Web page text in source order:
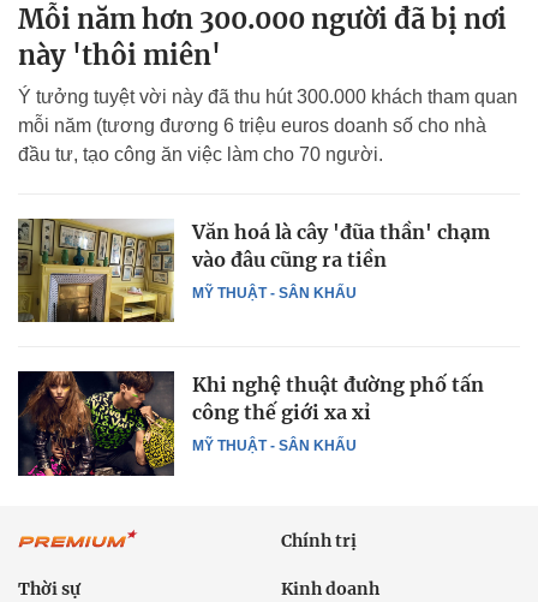
Mỗi năm hơn 300.000 người đã bị nơi
này 'thôi miên'
Ý tưởng tuyệt vời này đã thu hút 300.000 khách tham quan
mỗi năm (tương đương 6 triệu euros doanh số cho nhà
đầu tư, tạo công ăn việc làm cho 70 người.
MỸ THUẬT - SÂN KHẤU
Văn hoá là cây 'đũa thần' chạm
vào đâu cũng ra tiền
MỸ THUẬT - SÂN KHẤU
Khi nghệ thuật đường phố tấn
công thế giới xa xỉ
Chính trị
Thời sự Kinh doanh